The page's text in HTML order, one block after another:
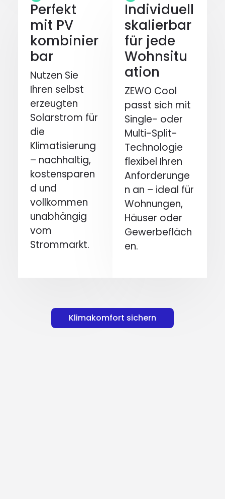
Perfekt
mit PV
kombinier
bar
Nutzen Sie
Ihren selbst
erzeugten
Solarstrom für
die
Klimatisierung
– nachhaltig,
kostensparen
d und
vollkommen
unabhängig
vom
Strommarkt.
Individuell
skalierbar
für jede
Wohnsitu
ation
ZEWO Cool
passt sich mit
Single- oder
Multi-Split-
Technologie
flexibel Ihren
Anforderunge
n an – ideal für
Wohnungen,
Häuser oder
Gewerbefläch
en.
Klimakomfort sichern